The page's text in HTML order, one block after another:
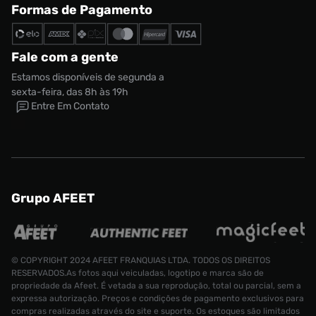
Formas de Pagamento
Fale com a gente
Estamos disponíveis de segunda a
sexta-feira, das 8h às 19h
Entre Em Contato
Grupo AFEET
© COPYRIGHT 2024 AFEET FRANQUIAS LTDA. TODOS OS DIREITOS
RESERVADOS.As fotos aqui veiculadas, logotipo e marca são de
propriedade da Afeet. É vetada a sua reprodução, total ou parcial, sem a
expressa autorização. Preços e condições de pagamento exclusivos para
compras realizadas através do site e suporte. Os estoques são limitados